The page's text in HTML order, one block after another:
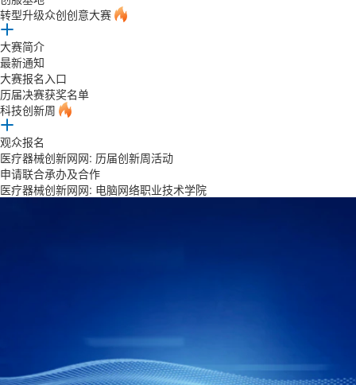
转型升级众创创意大赛
大赛简介
最新通知
大赛报名入口
历届决赛获奖名单
科技创新周
观众报名
医疗器械创新网网: 历届创新周活动
申请联合承办及合作
医疗器械创新网网: 电脑网络职业技术学院